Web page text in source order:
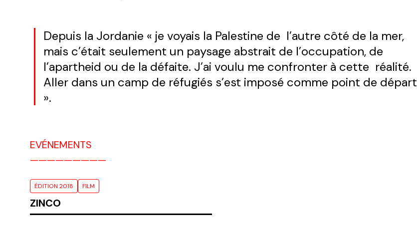
Depuis la Jordanie « je voyais la Palestine de l’autre côté de la mer,
mais c’était seulement un paysage abstrait de l’occupation, de
l’apartheid ou de la défaite. J’ai voulu me confronter à cette réalité.
Aller dans un camp de réfugiés s’est imposé comme point de départ
».
EVÉNEMENTS
ÉDITION 2018 FILM
ZINCO